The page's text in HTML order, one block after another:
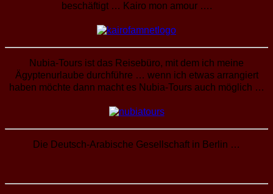
beschäftigt … Kairo mon amour ….
Nubia-Tours ist das Reisebüro, mit dem ich meine
Ägyptenurlaube durchführe … wenn ich etwas arrangiert
haben möchte dann macht es Nubia-Tours auch möglich …
Die Deutsch-Arabische Gesellschaft in Berlin …